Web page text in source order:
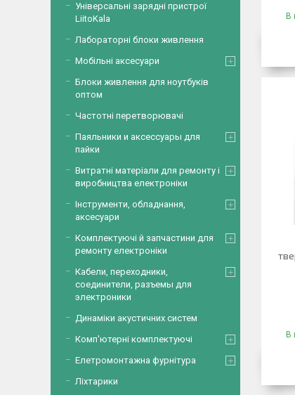
В
В
Універсальні зарядні пристрої
LiitoKala
Лабораторні блоки живлення
Мобільні аксесуари
Блоки живлення для ноутбуків
оптом
Частотні перетворювачі
Паяльники и аксессуары для
пайки
Витратні матеріали для ремонту і
виробництва електроніки
Інструменти, обладнання,
аксесуари
Комплектуючі й запчастини для
ремонту електроніки
Кабели, переходники,
соединители, разъемы для
электроники
Динаміки акустичних систем
Комп'ютерні комплектуючі
Елетромонтажна фурнітура
Ліхтарики